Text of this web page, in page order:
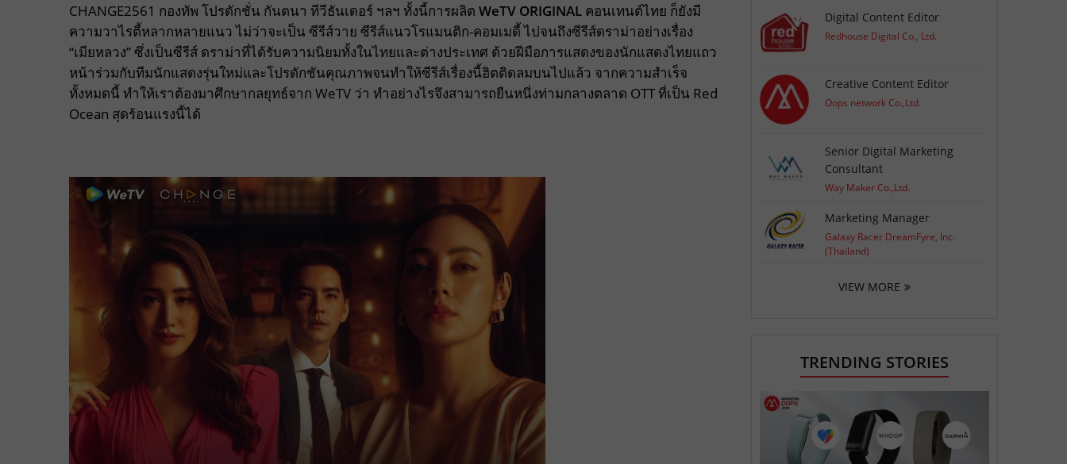
CHANGE2561 กองทัพ โปรดักชั่น กันตนา ทีวีธันเดอร์ ฯลฯ ทั้งนี้การผลิต WeTV ORIGINAL คอนเทนต์ไทย ก็ยังมี
ความวาไรตี้หลากหลายแนว ไม่ว่าจะเป็น ซีรีส์วาย ซีรีส์แนวโรแมนติก-คอมเมดี้ ไปจนถึงซีรีส์ดราม่าอย่างเรื่อง
“เมียหลวง” ซึ่งเป็นซีรีส์ ดราม่าที่ได้รับความนิยมทั้งในไทยและต่างประเทศ ด้วยฝีมือการแสดงของนักแสดงไทยแถว
หน้าร่วมกับทีมนักแสดงรุ่นใหม่และโปรดักชันคุณภาพจนทำให้ซีรีส์เรื่องนี้ฮิตติดลมบนไปแล้ว จากความสำเร็จ
ทั้งหมดนี้ ทำให้เราต้องมาศึกษากลยุทธ์จาก WeTV ว่า ทำอย่างไรจึงสามารถยืนหนึ่งท่ามกลางตลาด OTT ที่เป็น Red
Ocean สุดร้อนแรงนี้ได้
Digital Content Editor
Redhouse Digital Co., Ltd.
Creative Content Editor
Oops network Co.,Ltd.
Senior Digital Marketing
Consultant
Way Maker Co.,Ltd.
Marketing Manager
Galaxy Racer DreamFyre, Inc.
(Thailand)
VIEW MORE
TRENDING STORIES